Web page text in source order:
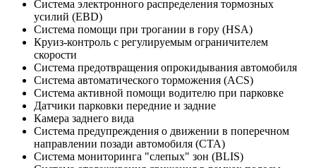
Система электронного распределения тормозных
усилий (EBD)
Cистема помощи при трогании в гору (HSA)
Круиз-контроль с регулируемым ограничителем
скорости
Система предотвращения опрокидывания автомобиля
Система автоматического торможения (ACS)
Система активной помощи водителю при парковке
Датчики парковки передние и задние
Камера заднего вида
Система предупреждения о движении в поперечном
направлении позади автомобиля (CTA)
Система мониторинга "слепых" зон (BLIS)